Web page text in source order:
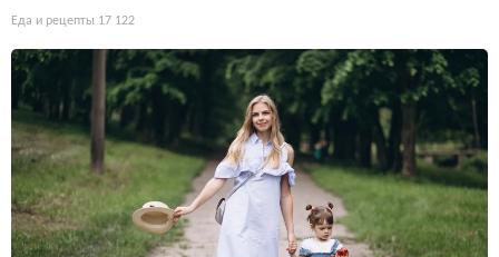
Еда и рецепты 17 122